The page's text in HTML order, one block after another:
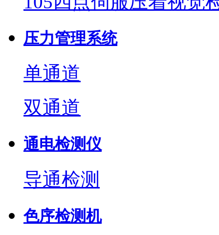
压力管理系统
单通道
双通道
通电检测仪
导通检测
色序检测机